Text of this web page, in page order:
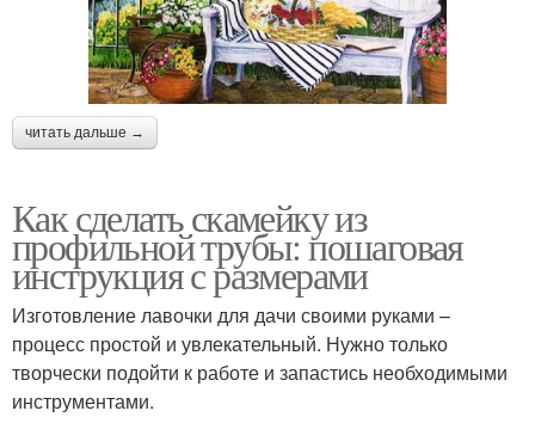
читать дальше →
Как сделать скамейку из
профильной трубы: пошаговая
инструкция с размерами
Изготовление лавочки для дачи своими руками –
процесс простой и увлекательный. Нужно только
творчески подойти к работе и запастись необходимыми
инструментами.